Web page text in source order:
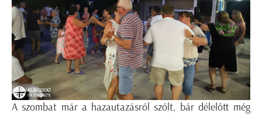
A szombat már a hazautazásról szólt, bár délelőtt még